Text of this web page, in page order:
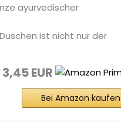
ayurvedischer
ist nicht nur der
3,45 EUR
Bei Amazon kaufen